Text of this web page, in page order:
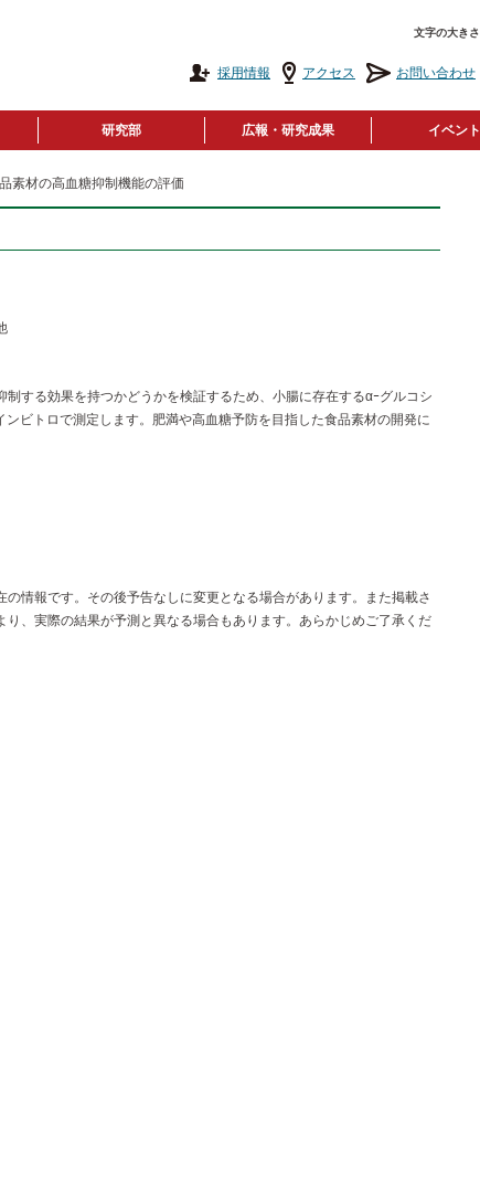
文字の大きさ
採用情報 アクセス お問い合わせ
研究部 広報・研究成果 イベント
素材の高血糖抑制機能の評価
する効果を持つかどうかを検証するため、小腸に存在するαｰグルコシ
ビトロで測定します。肥満や高血糖予防を目指した食品素材の開発に
情報です。その後予告なしに変更となる場合があります。また掲載さ
、実際の結果が予測と異なる場合もあります。あらかじめご了承くだ